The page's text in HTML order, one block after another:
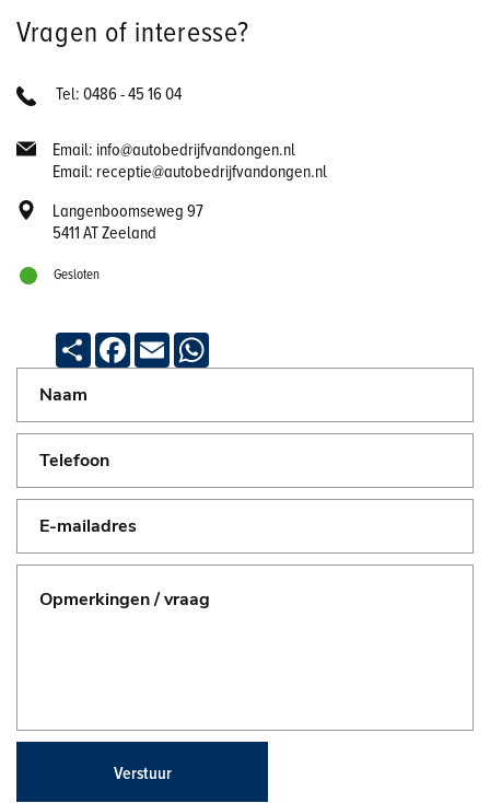
Vragen of interesse?
Tel: 0486 - 45 16 04
Email: info@autobedrijfvandongen.nl
Email: receptie@autobedrijfvandongen.nl
Langenboomseweg 97
5411 AT Zeeland
Gesloten
Deel Facebook
Email
Verstuur